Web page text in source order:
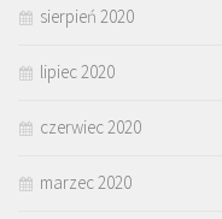
sierpień 2020
lipiec 2020
czerwiec 2020
marzec 2020